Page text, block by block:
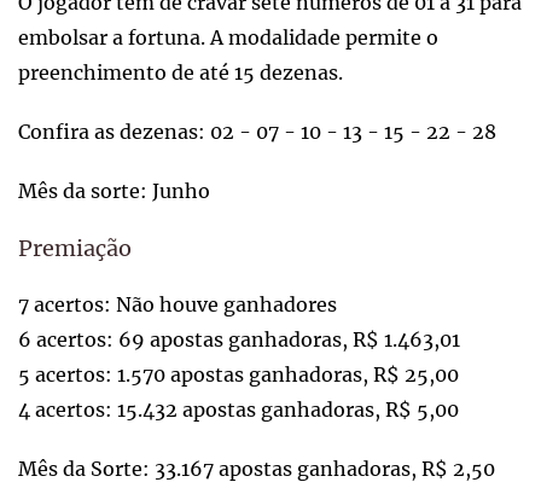
embolsar a fortuna. A modalidade permite o
preenchimento de até 15 dezenas.
Confira as dezenas: 02 - 07 - 10 - 13 - 15 - 22 - 28
Mês da sorte: Junho
Premiação
7 acertos: Não houve ganhadores
6 acertos: 69 apostas ganhadoras, R$ 1.463,01
5 acertos: 1.570 apostas ganhadoras, R$ 25,00
4 acertos: 15.432 apostas ganhadoras, R$ 5,00
Mês da Sorte: 33.167 apostas ganhadoras, R$ 2,50